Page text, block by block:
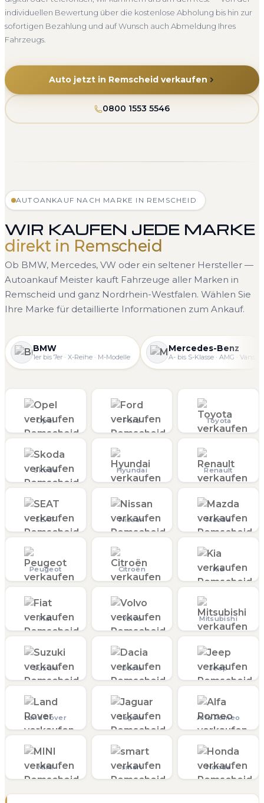
individuellen Bewertung über die kostenlose Abholung bis hin zur
sofortigen Bezahlung und auf Wunsch auch Abmeldung Ihres
Fahrzeugs.
Auto jetzt in Remscheid verkaufen
0800 1553 5546
AUTOANKAUF NACH MARKE IN REMSCHEID
WIR KAUFEN JEDE MARKE
direkt in Remscheid
Ob BMW, Mercedes, VW oder ein seltener Hersteller —
Autoankauf Meister kauft Fahrzeuge aller Marken in
Remscheid und ganz Nordrhein-Westfalen. Wählen Sie
Ihre Marke für detaillierte Informationen zum Ankauf.
BMW
1er bis 7er · X-Reihe · M-Modelle
Mercedes-Benz
A- bis S-Klasse · AMG · Vans
Opel Ford Toyota
Skoda Hyundai Renault
SEAT Nissan Mazda
Peugeot Citroën Kia
Fiat Volvo Mitsubishi
Suzuki Dacia Jeep
Land Rover Jaguar Alfa Romeo
MINI smart Honda